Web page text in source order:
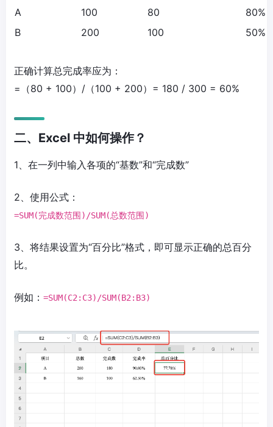
A
100 80
80%
B
200 100 50%
正确计算总完成率应为：
=（80 + 100）/（100 + 200）= 180 / 300 = 60%
二、Excel 中如何操作？
1、在一列中输入各项的“基数”和“完成数”
2、使用公式：
=SUM(完成数范围)/SUM(总数范围)
3、将结果设置为“百分比”格式，即可显示正确的总百分
比。
例如： =SUM(C2:C3)/SUM(B2:B3)